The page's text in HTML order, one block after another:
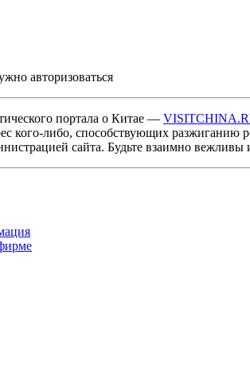
авторизоваться
портала о Китае —
кого-либо, способствующих
сайта. Будьте взаимно